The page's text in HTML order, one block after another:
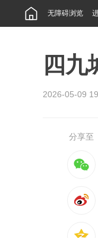
无障碍浏览
四九
2026-05-09
分享至